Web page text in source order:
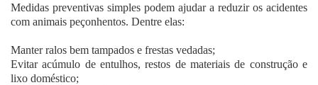
Medidas preventivas simples podem ajudar a reduzir os acidentes
com animais peçonhentos. Dentre elas:
Manter ralos bem tampados e frestas vedadas;
Evitar acúmulo de entulhos, restos de materiais de construção e
lixo doméstico;